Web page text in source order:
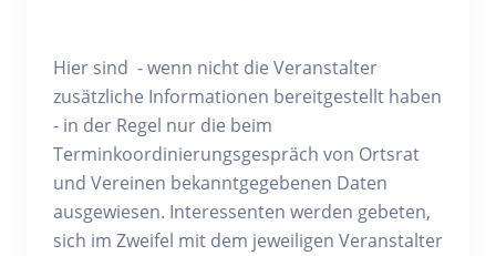
Hier sind - wenn nicht die Veranstalter
zusätzliche Informationen bereitgestellt haben
- in der Regel nur die beim
Terminkoordinierungsgespräch von Ortsrat
und Vereinen bekanntgegebenen Daten
ausgewiesen. Interessenten werden gebeten,
sich im Zweifel mit dem jeweiligen Veranstalter